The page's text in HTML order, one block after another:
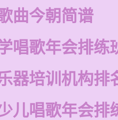
曲今朝简谱
唱歌年会排练
器培训机构排
儿唱歌年会排